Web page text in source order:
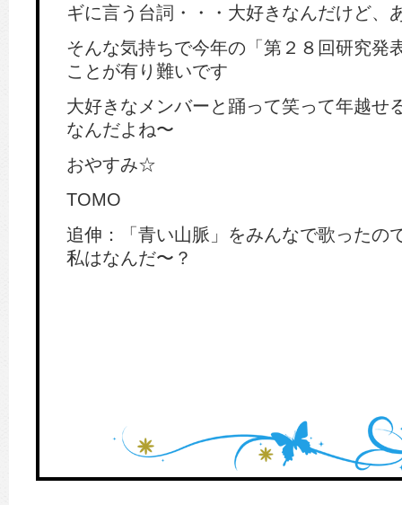
ギに言う台詞・・・大好きなんだけど、
そんな気持ちで今年の「第２８回研究発
ことが有り難いです
大好きなメンバーと踊って笑って年越せ
なんだよね〜
おやすみ☆
TOMO
追伸：「青い山脈」をみんなで歌ったの
私はなんだ〜？